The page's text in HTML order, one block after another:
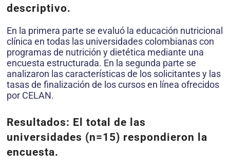
descriptivo.
En la primera parte se evaluó la educación nutricional
clínica en todas las universidades colombianas con
programas de nutrición y dietética mediante una
encuesta estructurada. En la segunda parte se
analizaron las características de los solicitantes y las
tasas de finalización de los cursos en línea ofrecidos
por CELAN.
Resultados: El total de las
universidades (n=15) respondieron la
encuesta.